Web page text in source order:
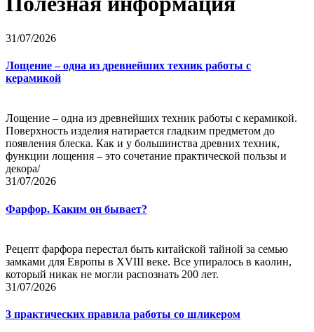
31/07/2026
Лощение – одна из древнейших техник работы с
керамикой
Лощение – одна из древнейших техник работы с керамикой.
Поверхность изделия натирается гладким предметом до
появления блеска. Как и у большинства древних техник,
функции лощения – это сочетание практической пользы и
декора/
31/07/2026
Фарфор. Каким он бывает?
Рецепт фарфора перестал быть китайской тайной за семью
замками для Европы в XVIII веке. Все упиралось в каолин,
который никак не могли распознать 200 лет.
31/07/2026
3 практических правила работы со шликером